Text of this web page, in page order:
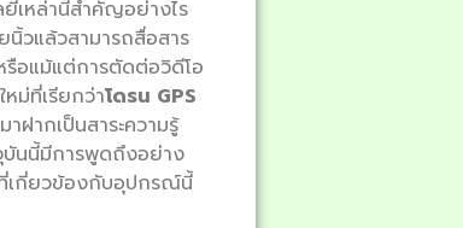
เหล่านี้สำคัญอย่างไร
นิ้วแล้วสามารถสื่อสาร
อแม้แต่การตัดต่อวิดีโอ
ม่ที่เรียกว่าโดรน GPS
ฝากเป็นสาระความรู้
บันนี้มีการพูดถึงอย่าง
ที่เกี่ยวข้องกับอุปกรณ์นี้